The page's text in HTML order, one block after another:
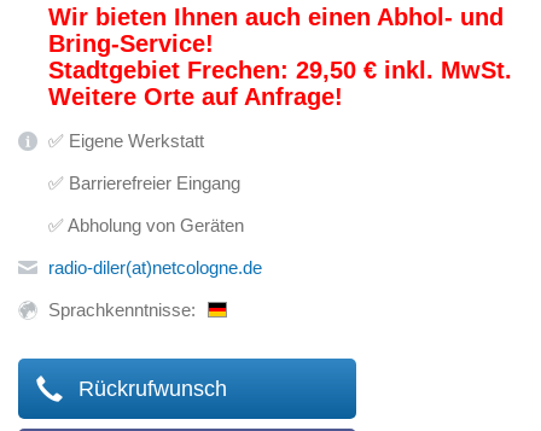
Wir bieten Ihnen auch einen Abhol- und
Bring-Service!
Stadtgebiet Frechen: 29,50 € inkl. MwSt.
Weitere Orte auf Anfrage!
✅ Eigene Werkstatt
✅ Barrierefreier Eingang
✅ Abholung von Geräten
radio-diler(at)netcologne.de
Sprachkenntnisse:
Rückrufwunsch